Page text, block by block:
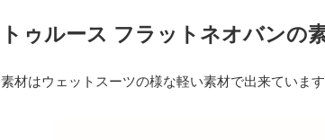
トゥルース フラットネオバンの
素材はウェットスーツの様な軽い素材で出来ていま